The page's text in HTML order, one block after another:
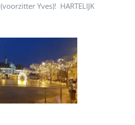
(voorzitter Yves)! HARTELIJK